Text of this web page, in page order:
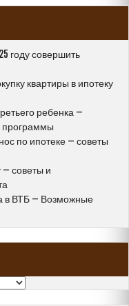
году совершить
квартиры в ипотеку
ребенка –
программы
по ипотеке – советы
советы и
в ВТБ – Возможные